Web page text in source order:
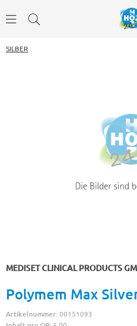
SILBER
MEDISET CLINICAL PRODUCTS
Polymem Max
Artikelnummer:00151093